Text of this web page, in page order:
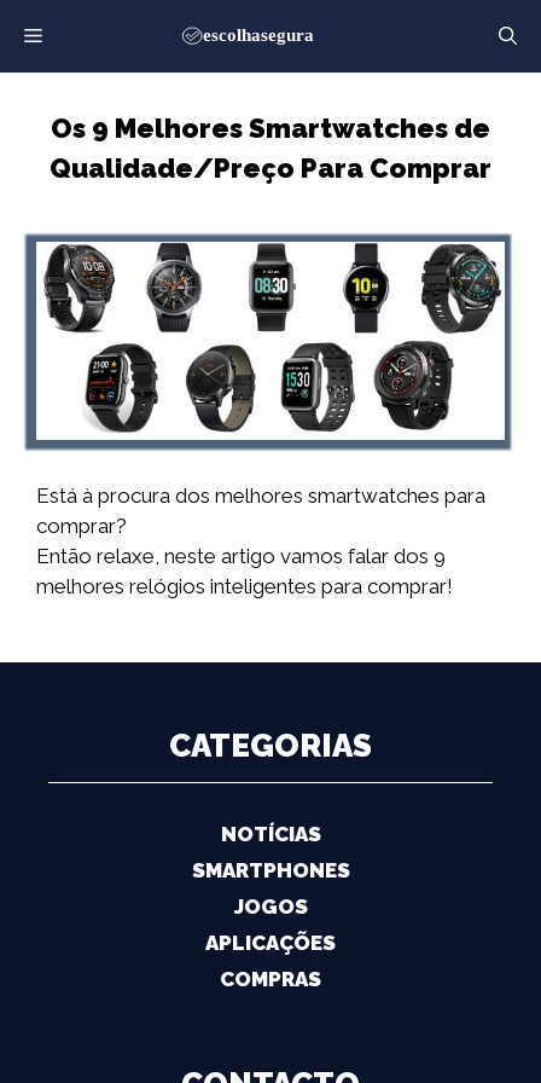
para
o
Os 9 Melhores Smartwatches de
Qualidade/Preço Para Comprar
Está à procura dos melhores smartwatches para
comprar?
Então relaxe, neste artigo vamos falar dos 9
melhores relógios inteligentes para comprar!
CATEGORIAS
NOTÍCIAS
SMARTPHONES
JOGOS
APLICAÇÕES
COMPRAS